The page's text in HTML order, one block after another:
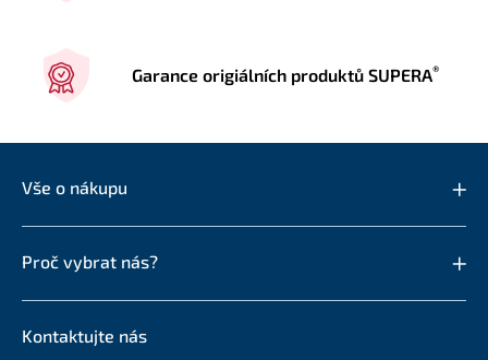
Garance origiálních produktů SUPERA®
Vše o nákupu
Proč vybrat nás?
Kontaktujte nás